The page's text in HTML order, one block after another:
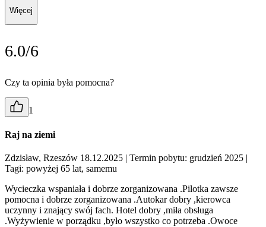
Więcej
6.0/6
Czy ta opinia była pomocna?
1
Raj na ziemi
Zdzisław, Rzeszów 18.12.2025 | Termin pobytu: grudzień 2025 |
Tagi: powyżej 65 lat, samemu
Wycieczka wspaniała i dobrze zorganizowana .Pilotka zawsze
pomocna i dobrze zorganizowana .Autokar dobry ,kierowca
uczynny i znający swój fach. Hotel dobry ,miła obsługa
.Wyżywienie w porządku ,było wszystko co potrzeba .Owoce